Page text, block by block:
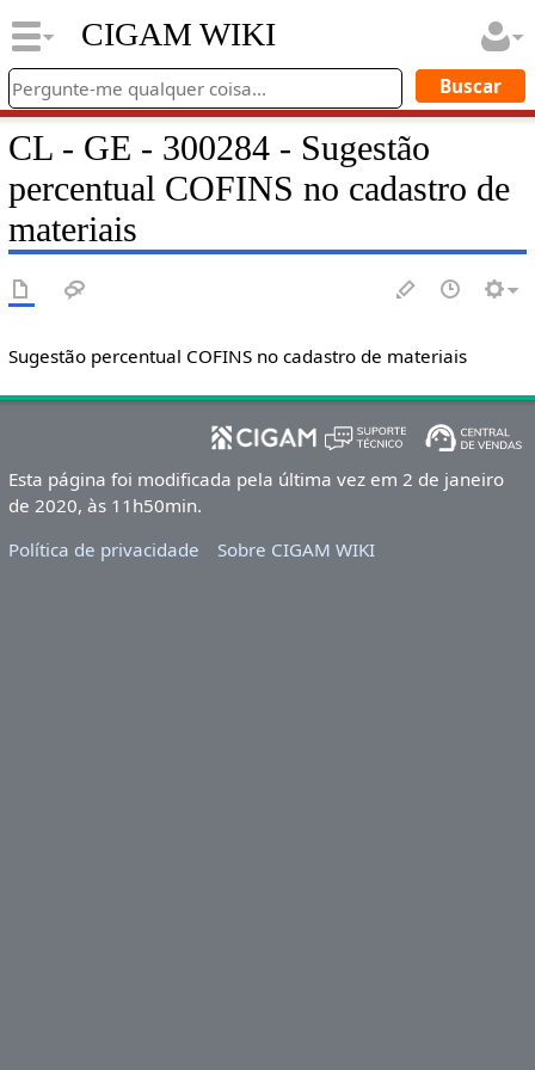
CIGAM WIKI
CL - GE - 300284 - Sugestão
percentual COFINS no cadastro de
materiais
Sugestão percentual COFINS no cadastro de materiais
Esta página foi modificada pela última vez em 2 de janeiro
de 2020, às 11h50min.
Política de privacidade
Sobre CIGAM WIKI